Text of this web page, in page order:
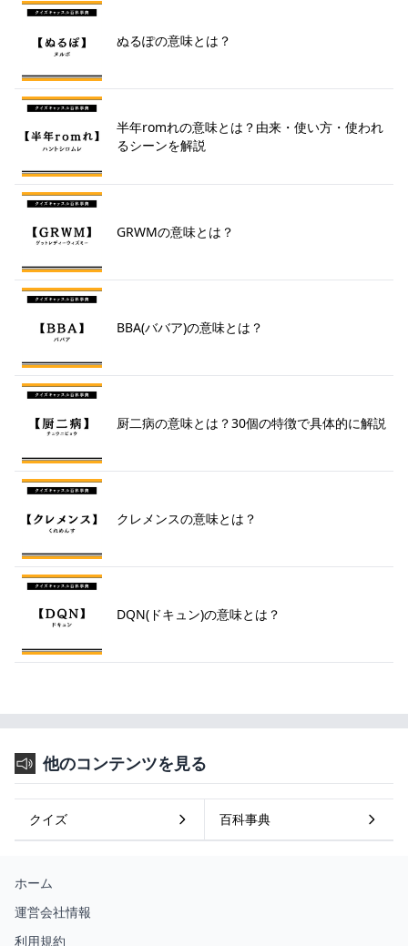
ぬるぽの意味とは？
半年romれの意味とは？由来・使い方・使われ
るシーンを解説
GRWMの意味とは？
BBA(ババア)の意味とは？
厨二病の意味とは？30個の特徴で具体的に解説
クレメンスの意味とは？
DQN(ドキュン)の意味とは？
他のコンテンツを見る
クイズ 百科事典
ホーム
運営会社情報
利用規約